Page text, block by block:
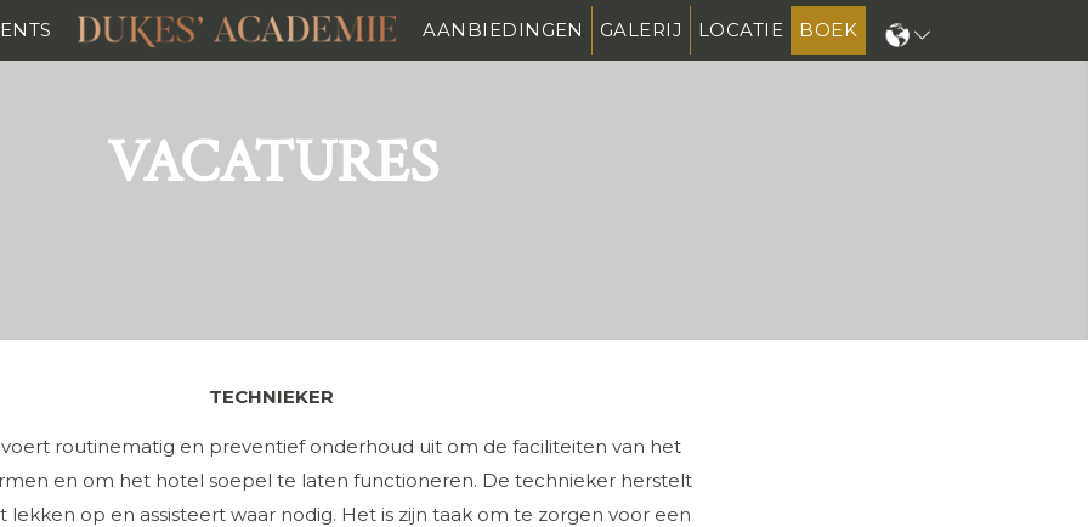
AANBIEDINGEN GALERIJ LOCATIE BOEK N
VACATURES
TECHNIEKER
routinematig en preventief onderhoud uit om de faciliteiten van het
en om het hotel soepel te laten functioneren. De technieker herstelt
lekken op en assisteert waar nodig. Het is zijn taak om te zorgen voor een